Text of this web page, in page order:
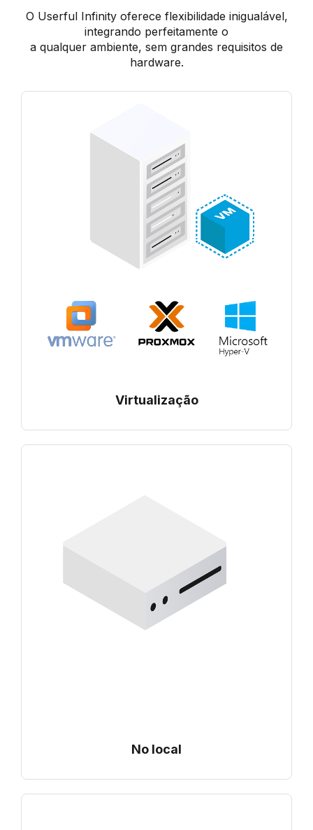
O Userful Infinity oferece flexibilidade inigualável,
integrando perfeitamente o
a qualquer ambiente, sem grandes requisitos de
hardware.
Virtualização
No local